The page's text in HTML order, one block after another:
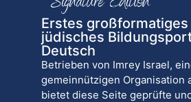
Erstes
jüdisches
Deutsch
Betrieben von Imrey Israel,
gemeinnützigen Organisation
bietet diese Seite geprüfte